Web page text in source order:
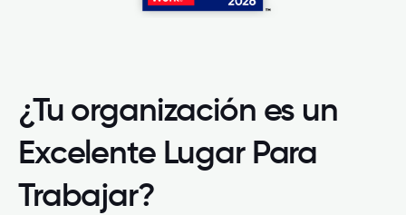
¿Tu organización es un
Excelente Lugar Para
Trabajar?